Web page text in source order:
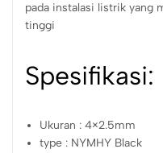
pada instalasi listrik yang
tinggi
Spesifikasi:
Ukuran : 4×2.5mm
type : NYMHY Black